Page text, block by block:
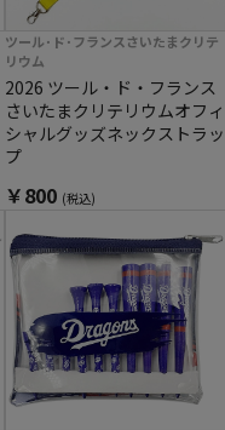
ツール･ド･フランスさいたまクリテ
リウム
2026 ツール・ド・フランス
さいたまクリテリウムオフィ
シャルグッズネックストラッ
プ
￥800 (税込)